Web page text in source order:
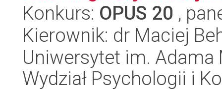
Konkurs: OPUS 20 ,
Kierownik: dr Maciej
Uniwersytet im.
Wydział Psychologii i